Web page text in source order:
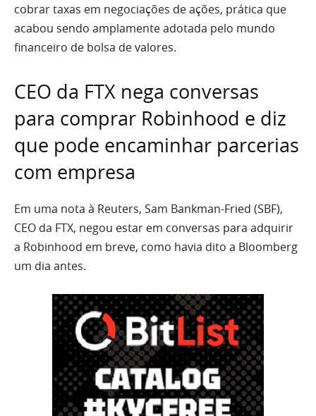
cobrar taxas em negociações de ações, prática que
acabou sendo amplamente adotada pelo mundo
financeiro de bolsa de valores.
CEO da FTX nega conversas
para comprar Robinhood e diz
que pode encaminhar parcerias
com empresa
Em uma nota à Reuters, Sam Bankman-Fried (SBF),
CEO da FTX, negou estar em conversas para adquirir
a Robinhood em breve, como havia dito a Bloomberg
um dia antes.